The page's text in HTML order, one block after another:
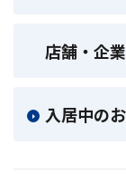
店舗・企
入居中の